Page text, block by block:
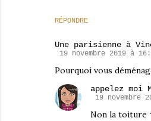
RÉPONDRE
Une parisienne à
19 novembre 2019 à
Pourquoi vous
appelez moi
19 novembre
Non la